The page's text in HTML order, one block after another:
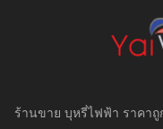
ร้านขาย บุหรี่ไฟฟ้า ราคาถู